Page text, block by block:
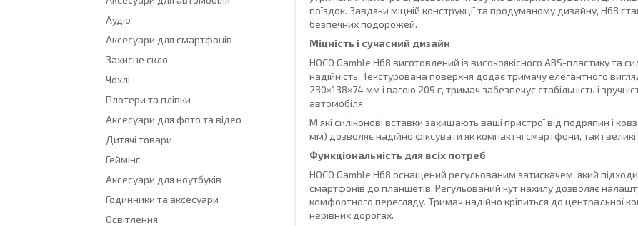
поїздок. Завдяки міцній конструкції та продуманому дизайну, H68
безпечних подорожей.
Міцність і сучасний дизайн
HOCO Gamble H68 виготовлений із високоякісного ABS-пластику та
надійність. Текстурована поверхня додає тримачу елегантного
230×138×74 мм і вагою 209 г, тримач забезпечує стабільність і
автомобіля.
М’які силіконові вставки захищають ваші пристрої від подряпин і
мм) дозволяє надійно фіксувати як компактні смартфони, так і
Функціональність для всіх потреб
HOCO Gamble H68 оснащений регульованим затискачем, який
смартфонів до планшетів. Регульований кут нахилу дозволяє
комфортного перегляду. Тримач надійно кріпиться до центральної
нерівних дорогах.
Аудіо
Аксесуари для смартфонів
Захисне скло
Чохлі
Плотери та плівки
Аксесуари для фото та відео
Дитячі товари
Геймінг
Аксесуари для ноутбуків
Годинники та аксесуари
Освітлення